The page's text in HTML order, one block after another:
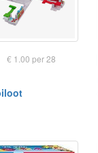
€ 1.00 per 28